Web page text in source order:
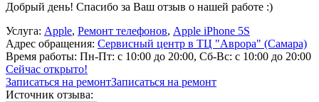
Добрый день! Спасибо за Ваш отзыв о нашей работе :)
Услуга: Apple, Ремонт телефонов, Apple iPhone 5S
Адрес обращения: Сервисный центр в ТЦ "Аврора" (Самара)
Время работы: Пн-Пт: с 10:00 до 20:00, Сб-Вс: с 10:00 до 20:00
Сейчас открыто!
Записаться на ремонтЗаписаться на ремонт
Источник отзыва: